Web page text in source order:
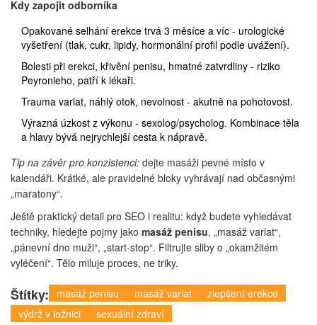
Kdy zapojit odborníka
Opakované selhání erekce trvá 3 měsíce a víc - urologické
vyšetření (tlak, cukr, lipidy, hormonální profil podle uvážení).
Bolesti při erekci, křivění penisu, hmatné zatvrdliny - riziko
Peyronieho, patří k lékaři.
Trauma varlat, náhlý otok, nevolnost - akutně na pohotovost.
Výrazná úzkost z výkonu - sexolog/psycholog. Kombinace těla
a hlavy bývá nejrychlejší cesta k nápravě.
Tip na závěr pro konzistenci: dejte masáži pevné místo v
kalendáři. Krátké, ale pravidelné bloky vyhrávají nad občasnými
„maratony“.
Ještě praktický detail pro SEO i realitu: když budete vyhledávat
techniky, hledejte pojmy jako masáž penisu, „masáž varlat“,
„pánevní dno muži“, „start-stop“. Filtrujte sliby o „okamžitém
vyléčení“. Tělo miluje proces, ne triky.
Štítky: masáž penisu masáž varlat
zlepšení erekce
výdrž v ložnici
sexuální zdraví